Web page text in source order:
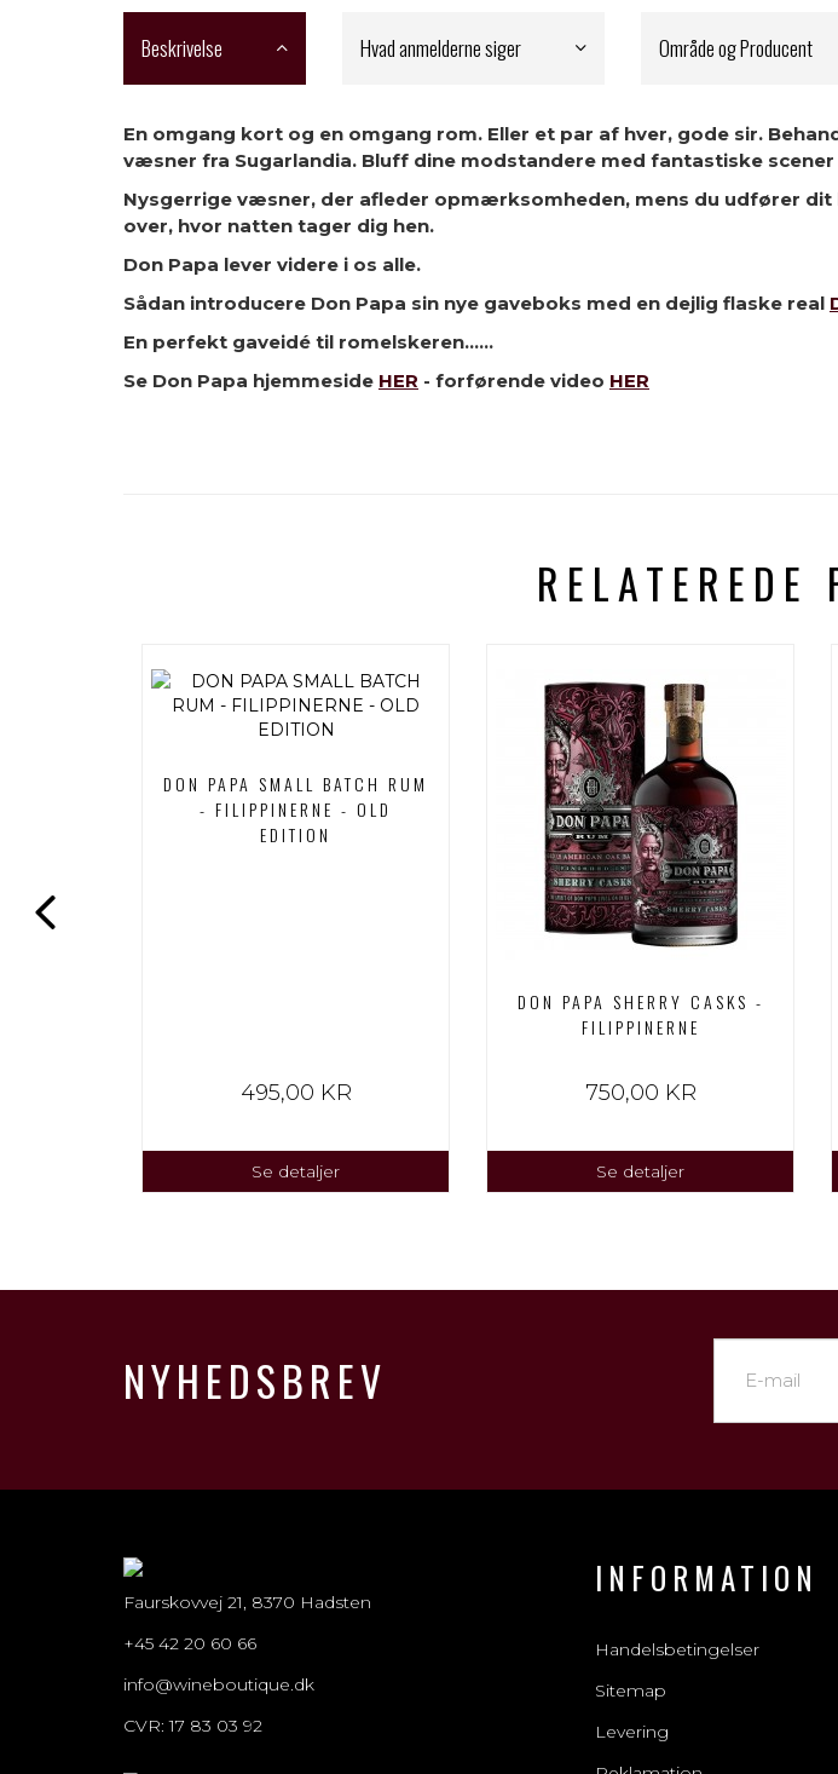
Beskrivelse Hvad anmelderne siger Område og Producent
En omgang kort og en omgang rom. Eller et par af hver, gode sir.
væsner fra Sugarlandia. Bluff dine modstandere med fantastiske
Nysgerrige væsner, der afleder opmærksomheden, mens du udfører
over, hvor natten tager dig hen.
Don Papa lever videre i os alle.
Sådan introducere Don Papa sin nye gaveboks med en dejlig flaske real
En perfekt gaveidé til romelskeren......
Se Don Papa hjemmeside HER - forførende video HER
RELATEREDE
DON PAPA SMALL BATCH RUM
- FILIPPINERNE - OLD
EDITION
495,00 KR
Se detaljer
DON PAPA SHERRY CASKS -
FILIPPINERNE
750,00 KR
Se detaljer
NYHEDSBREV
Faurskovvej 21, 8370 Hadsten
+45 42 20 60 66
info@wineboutique.dk
CVR: 17 83 03 92
INFORMATION
Handelsbetingelser
Sitemap
Levering